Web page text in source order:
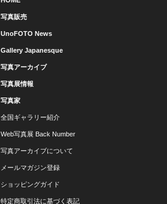
写真販売
UnoFOTO News
Gallery Japanesque
写真アーカイブ
写真展情報
写真家
全国ギャラリー紹介
Web写真展 Back Number
写真アーカイブについて
メールマガジン登録
ショッピングガイド
特定商取引法に基づく表記